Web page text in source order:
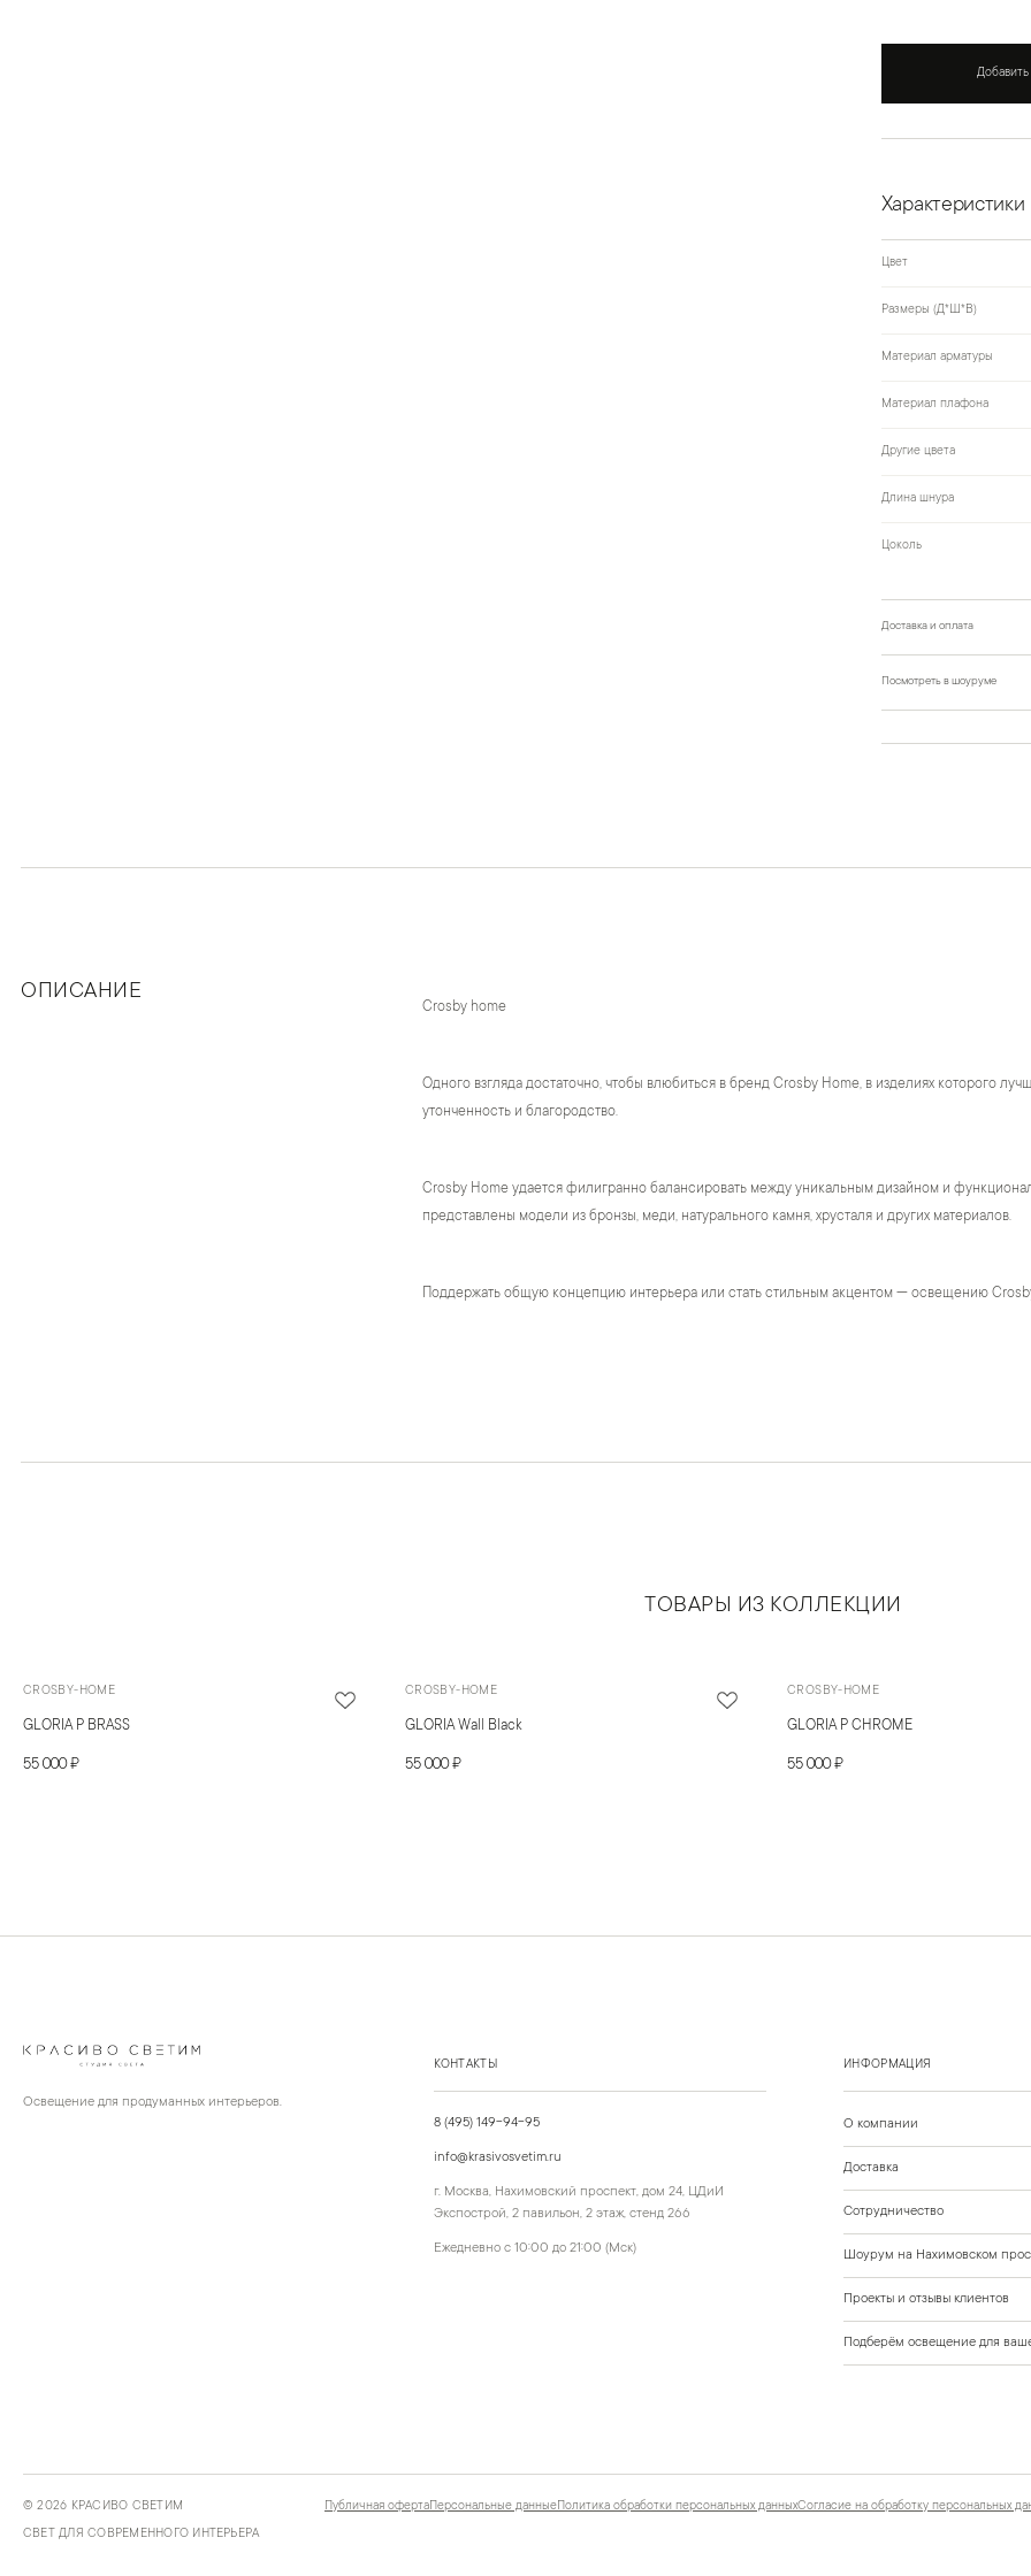
Характеристики
Цвет
Размеры (Д*Ш*В)
Материал арматуры
Материал плафона
Другие цвета
Длина шнура
Цоколь
Доставка и оплата
Посмотреть в шоуруме
ОПИСАНИЕ
Crosby home
Одного взгляда достаточно, чтобы влюбиться в бренд Crosby Home, в изделиях которого
утонченность и благородство.
Crosby Home удается филигранно балансировать между уникальным дизайном и
представлены модели из бронзы, меди, натурального камня, хрусталя и других материалов.
Поддержать общую концепцию интерьера или стать стильным акцентом — освещению
ТОВАРЫ ИЗ КОЛЛЕКЦИИ
CROSBY-HOME
GLORIA P BRASS
55 000 ₽
CROSBY-HOME
GLORIA Wall Black
55 000 ₽
CROSBY-HOME
GLORIA P CHROME
55 000 ₽
Освещение для продуманных интерьеров.
КОНТАКТЫ
8 (495) 149-94-95
info@krasivosvetim.ru
г. Москва, Нахимовский проспект, дом 24, ЦДиИ
Экспострой, 2 павильон, 2 этаж, стенд 266
Ежедневно с 10:00 до 21:00 (Мск)
ИНФОРМАЦИЯ
О компании
Доставка
Сотрудничество
Шоурум на Нахимовском
Проекты и отзывы клиентов
Подберём освещение для
©2026 КРАСИВО СВЕТИМ
СВЕТ ДЛЯ СОВРЕМЕННОГО ИНТЕРЬЕРА
Публичная офертаПерсональные данныеПолитика обработки персональных данныхСогласие на обработку персональных